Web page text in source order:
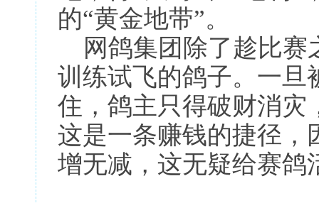
的“黄金地带”。
网鸽集团除了趁比赛
训练试飞的鸽子。一旦
住，鸽主只得破财消灾
这是一条赚钱的捷径，
增无减，这无疑给赛鸽